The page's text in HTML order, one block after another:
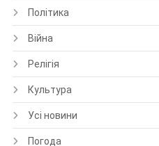
Політика
Війна
Релігія
Культура
Усі новини
Погода